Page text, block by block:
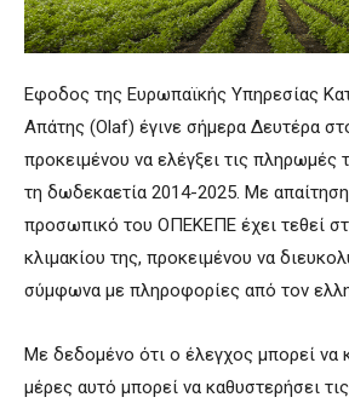
Εφοδος της Ευρωπαϊκής Υπηρεσίας
Απάτης (Olaf) έγινε σήμερα Δευτέρα
προκειμένου να ελέγξει τις πληρωμές
τη δωδεκαετία 2014-2025. Με
προσωπικό του ΟΠΕΚΕΠΕ έχει τεθεί
κλιμακίου της, προκειμένου να
σύμφωνα με πληροφορίες από τον
Με δεδομένο ότι ο έλεγχος μπορεί να
μέρες αυτό μπορεί να καθυστερήσει